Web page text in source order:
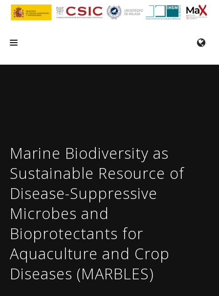
FORMACIÓN/SEMINARIOS
EMPLEO
COMUNICACIÓN
CONTACTO
Marine Biodiversity as
Sustainable Resource of
Disease-Suppressive
Microbes and
Bioprotectants for
Aquaculture and Crop
Diseases (MARBLES)